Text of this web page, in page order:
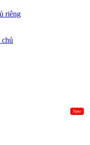
riêng
New